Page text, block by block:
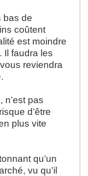
bas de
coûtent
est moindre
. Il faudra les
reviendra
n’est pas
d’être
plus vite
qu’un
vu qu’il